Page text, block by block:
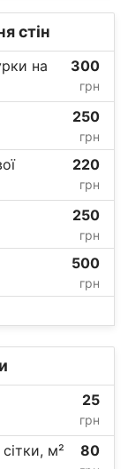
стін
на
300
грн
250
грн
220
грн
250
грн
500
грн
25
грн
м² 80